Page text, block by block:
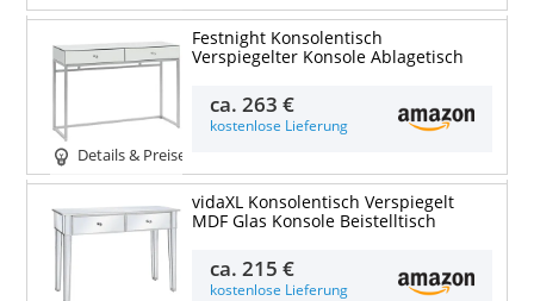
Details & Preise
Festnight Konsolentisch
Verspiegelter Konsole Ablagetisch
ca.263 €
kostenlose Lieferung
vidaXL Konsolentisch Verspiegelt
MDF Glas Konsole Beistelltisch
ca.215 €
kostenlose Lieferung